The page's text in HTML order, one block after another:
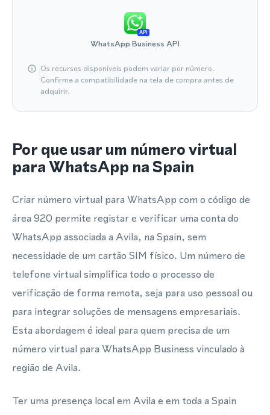
API
WhatsApp Business API
Os recursos disponíveis podem variar por número.
Confirme a compatibilidade na tela de compra antes de
adquirir.
Por que usar um número virtual
para WhatsApp na Spain
Criar número virtual para WhatsApp com o código de
área 920 permite registar e verificar uma conta do
WhatsApp associada a Avila, na Spain, sem
necessidade de um cartão SIM físico. Um número de
telefone virtual simplifica todo o processo de
verificação de forma remota, seja para uso pessoal ou
para integrar soluções de mensagens empresariais.
Esta abordagem é ideal para quem precisa de um
número virtual para WhatsApp Business vinculado à
região de Avila.
Ter uma presença local em Avila e em toda a Spain